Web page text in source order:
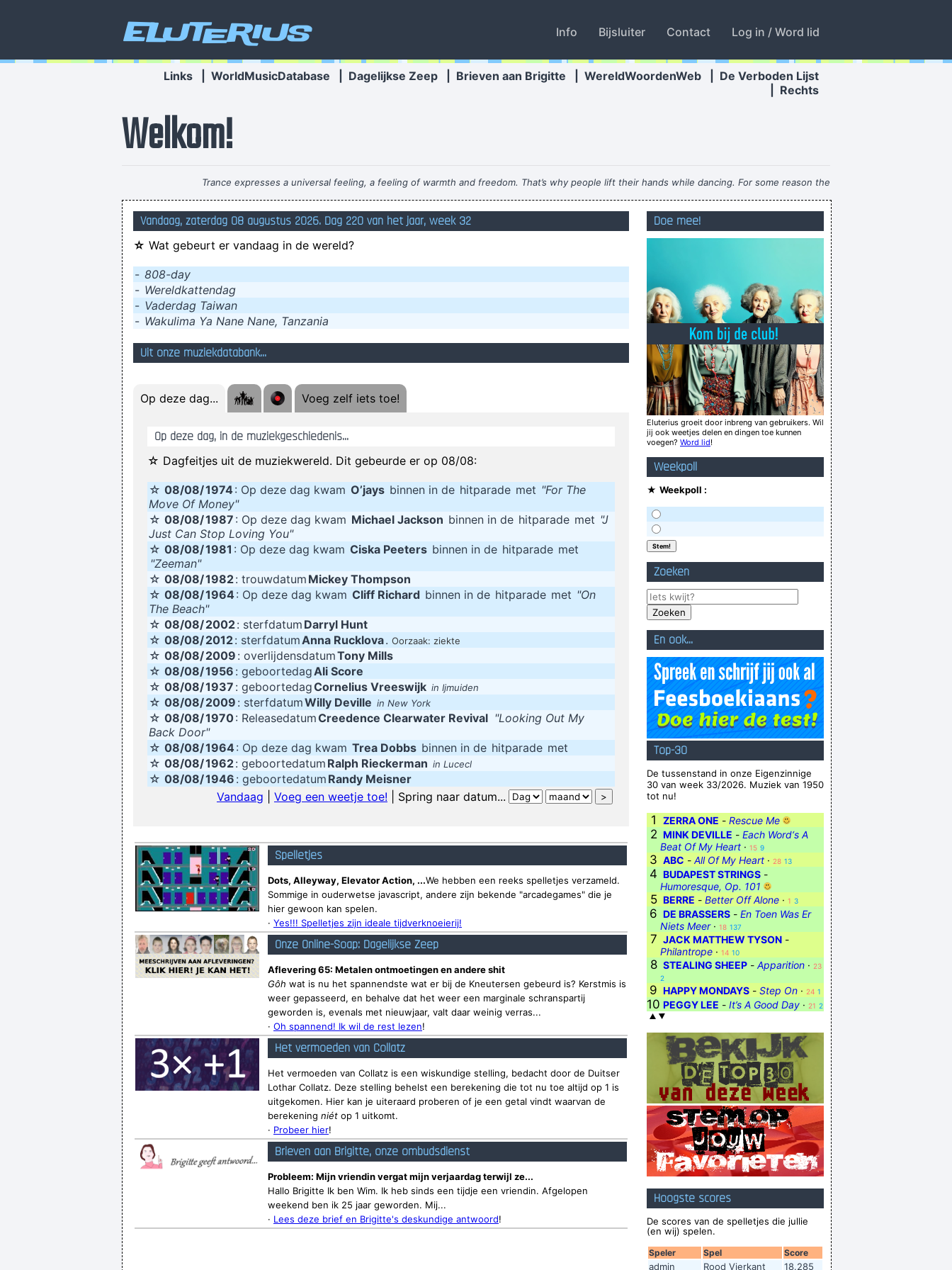
Eluterius Info Bijsluiter Contact Log in / Word lid
Links WorldMusicDatabase Dagelijkse Zeep Brieven aan Brigitte WereldWoordenWeb
De Verboden Lijst
Rechts
Welkom!
Trance expresses a universal feeling, a feeling of warmth and freedom. That’s why people lift their hands while dancing. For some reason the
Netherlands have some artists who express that feeling, but actually it’s the Belgians who deserve all the credit. You guys smoothed the path for us
years ago.
Zolang ze niet alles weten hebben ze altijd een oordeel klaar maar heb daar schijf aan xxxx
Owja sorry ik was even vergeten dat jij àlles weet
Ook vrijgezellen kunnen genieten: kaarsjes op de badrand, wierook aan, muziekje op de achtergrond en five-knuckle-shuffelen maar!!
De parachutist kwam uit de lucht gevallen
Robert Armani - "Hit Hard" speelde door de speakers en mijn vrouw vroeg, vanuit de keuken: "zijt gij iets aan het afprinten?"
Heej Arthur jij lijkt wel héél overstuur, heej ja heej ja hoow
Se acerca el fin de semana! ¿Miedo? quién dijo miedo! podemos con todat
Er bestaan twee soorten mensen: zij die dit een toffe website vinden, en idioten.
You are to contact me with your surname and age for an unclaimed inherit funds link to your surname for more info.
She drives me crazy, like no-one else. She drives me crazy and I can´t help Marcel
smeirpaté
Vandaag, zaterdag 08 augustus 2026. Dag 220 van het jaar, week 32
☆ Wat gebeurt er vandaag in de wereld?
- 808-day
- Wereldkattendag
- Vaderdag Taiwan
- Wakulima Ya Nane Nane, Tanzania
Uit onze muziekdatabank...
Op deze dag...
Op deze dag, in de muziekgeschiedenis...
☆ Dagfeitjes uit de muziekwereld. Dit gebeurde er op 08/08:
☆ 08/08/1974 : Op deze dag kwam O’jays binnen in de hitparade met "For The
Move Of Money"
☆ 08/08/1987 : Op deze dag kwam Michael Jackson binnen in de hitparade met "J
Just Can Stop Loving You"
☆ 08/08/1981 : Op deze dag kwam Ciska Peeters binnen in de hitparade met
"Zeeman"
☆ 08/08/1982: trouwdatum Mickey Thompson
☆ 08/08/1964 : Op deze dag kwam Cliff Richard binnen in de hitparade met "On
The Beach"
☆ 08/08/2002: sterfdatum Darryl Hunt
☆ 08/08/2012: sterfdatumAnna Rucklova. Oorzaak: ziekte
☆ 08/08/2009 : overlijdensdatumTony Mills
☆ 08/08/1956 : geboortedagAli Score
☆ 08/08/1937 : geboortedagCornelius Vreeswijk in Ijmuiden
☆ 08/08/2009 : sterfdatumWilly Deville in New York
☆ 08/08/1970: ReleasedatumCreedence Clearwater Revival "Looking Out My
Back Door"
☆ 08/08/1964 : Op deze dag kwam Trea Dobbs binnen in de hitparade met
☆ 08/08/1962: geboortedatum Ralph Rieckerman in Lucecl
☆ 08/08/1946 : geboortedatum Randy Meisner
Vandaag
Voeg een weetje toe! | Spring naar datum...
Voeg zelf iets toe!
Spelletjes
Dots, Alleyway, Elevator Action, ...We hebben een reeks spelletjes verzameld.
Sommige in ouderwetse javascript, andere zijn bekende "arcadegames" die je
hier gewoon kan spelen.
· Yes!!! Spelletjes zijn ideale tijdverknoeierij!
Onze Online-Soap: Dagelijkse Zeep
Aflevering 65: Metalen ontmoetingen en andere shit
Gôh wat is nu het spannendste wat er bij de Kneutersen gebeurd is? Kerstmis is
weer gepasseerd, en behalve dat het weer een marginale schranspartij
geworden is, evenals met nieuwjaar, valt daar weinig verras...
· Oh spannend! Ik wil de rest lezen!
Het vermoeden van Collatz
Het vermoeden van Collatz is een wiskundige stelling, bedacht door de Duitser
Lothar Collatz. Deze stelling behelst een berekening die tot nu toe altijd op 1 is
uitgekomen. Hier kan je uiteraard proberen of je een getal vindt waarvan de
berekening niét op 1 uitkomt.
· Probeer hier!
Brieven aan Brigitte, onze ombudsdienst
Probleem: Mijn vriendin vergat mijn verjaardag terwijl ze...
Hallo Brigitte Ik ben Wim. Ik heb sinds een tijdje een vriendin. Afgelopen
weekend ben ik 25 jaar geworden. Mij...
· Lees deze brief en Brigitte's deskundige antwoord!
Doe mee!
Eluterius groeit door inbreng van gebruikers. Wil
jij ook weetjes delen en dingen toe kunnen
voegen? Word lid!
Weekpoll
★ Weekpoll :
Zoeken
En ook...
Top-30
De tussenstand in onze Eigenzinnige
30 van week 33/2026. Muziek van 1950
tot nu!
1 ZERRA ONE - Rescue Me
2 MINK DEVILLE - Each Word‘s A
Beat Of My Heart · 15 9
3 ABC - All Of My Heart · 28 13
4 BUDAPEST STRINGS -
Humoresque, Op. 101
5 BERRE - Better Off Alone · 1 3
6 DE BRASSERS - En Toen Was Er
Niets Meer· 18 137
7 JACK MATTHEW TYSON -
Philantrope · 14 10
8 STEALING SHEEP - Apparition · 23
2
9 HAPPY MONDAYS - Step On · 24 1
10 PEGGY LEE - It’s A Good Day · 21 2
Hoogste scores
De scores van de spelletjes die jullie
(en wij) spelen.
Speler Spel Score
admin Rood Vierkant 18.285